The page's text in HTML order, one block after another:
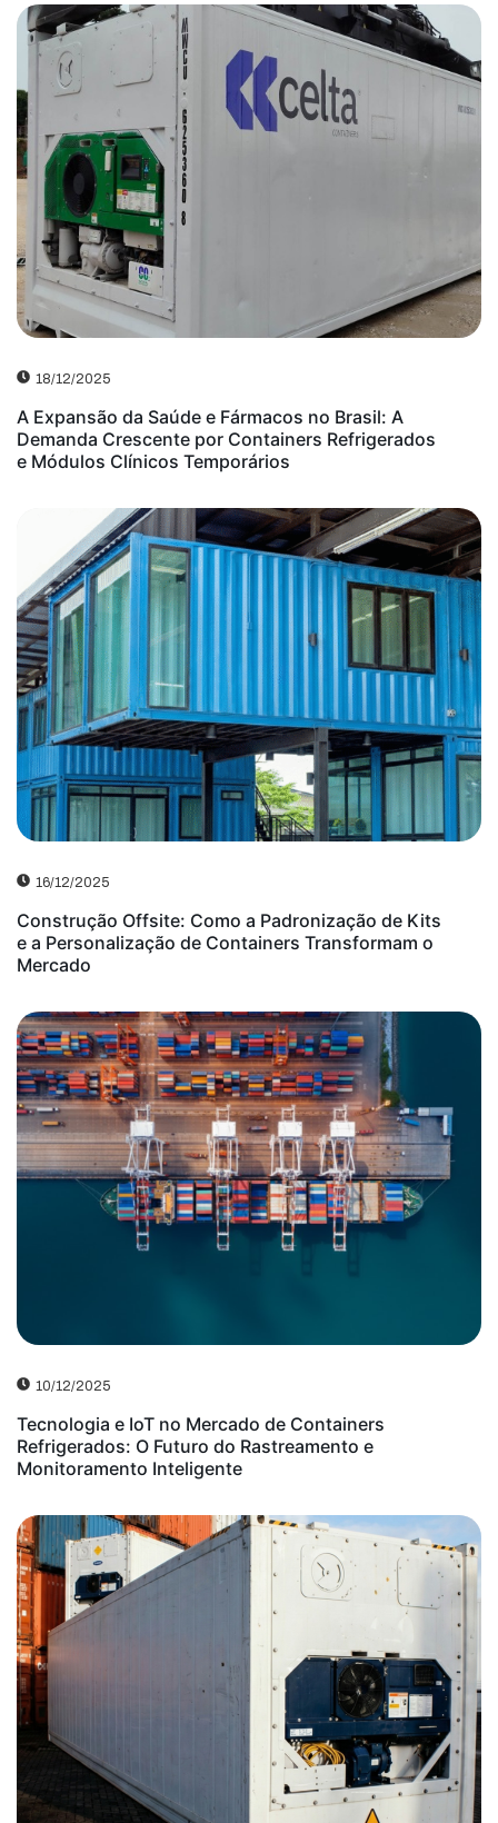
18/12/2025
A Expansão da Saúde e Fármacos no Brasil: A
Demanda Crescente por Containers Refrigerados
e Módulos Clínicos Temporários
16/12/2025
Construção Offsite: Como a Padronização de Kits
e a Personalização de Containers Transformam o
Mercado
10/12/2025
Tecnologia e IoT no Mercado de Containers
Refrigerados: O Futuro do Rastreamento e
Monitoramento Inteligente